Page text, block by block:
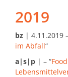
2019
bz | 4.11.2019
im Abfall“
a|s|p | – “